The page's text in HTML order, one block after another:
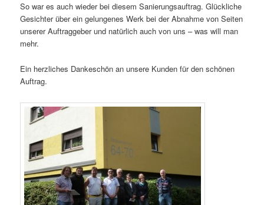
So war es auch wieder bei diesem Sanierungsauftrag. Glückliche
Gesichter über ein gelungenes Werk bei der Abnahme von Seiten
unserer Auftraggeber und natürlich auch von uns – was will man
mehr.
Ein herzliches Dankeschön an unsere Kunden für den schönen
Auftrag.